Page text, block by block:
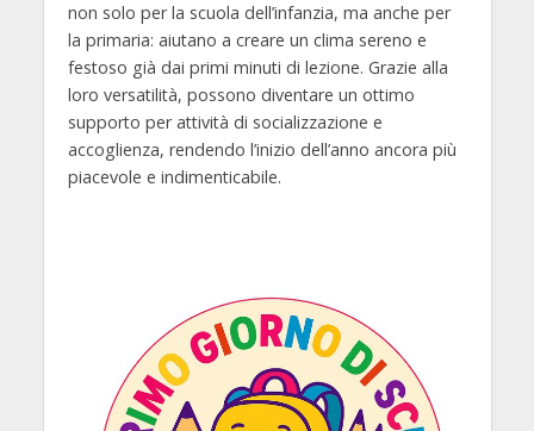
non solo per la scuola dell’infanzia, ma anche per
la primaria: aiutano a creare un clima sereno e
festoso già dai primi minuti di lezione. Grazie alla
loro versatilità, possono diventare un ottimo
supporto per attività di socializzazione e
accoglienza, rendendo l’inizio dell’anno ancora più
piacevole e indimenticabile.